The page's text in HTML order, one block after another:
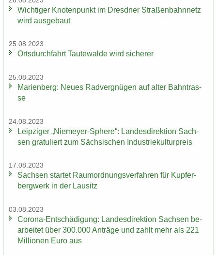
Wich­ti­ger Kno­ten­punkt im Dresd­ner Stra­ßen­bahn­netz
wird aus­ge­baut
25.08.2023
Orts­durch­fahrt Tau­te­wal­de wird si­che­rer
25.08.2023
Ma­ri­en­berg: Neues Rad­ver­gnü­gen auf alter Bahn­tras­
se
24.08.2023
Leip­zi­ger „Niemeyer-​Sphere“: Lan­des­di­rek­ti­on Sach­
sen gra­tu­liert zum Säch­si­schen In­dus­trie­kul­tur­preis
17.08.2023
Sach­sen star­tet Raum­ord­nungs­ver­fah­ren für Kup­fer­
berg­werk in der Lau­sitz
03.08.2023
Corona-​Entschädigung: Lan­des­di­rek­ti­on Sach­sen be­
ar­bei­tet über 300.000 An­trä­ge und zahlt mehr als 221
Mil­lio­nen Euro aus